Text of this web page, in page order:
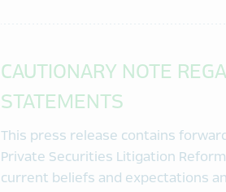
CAUTIONARY NOTE
STATEMENTS
This press release contains
Private Securities Litigation
current beliefs and expectations